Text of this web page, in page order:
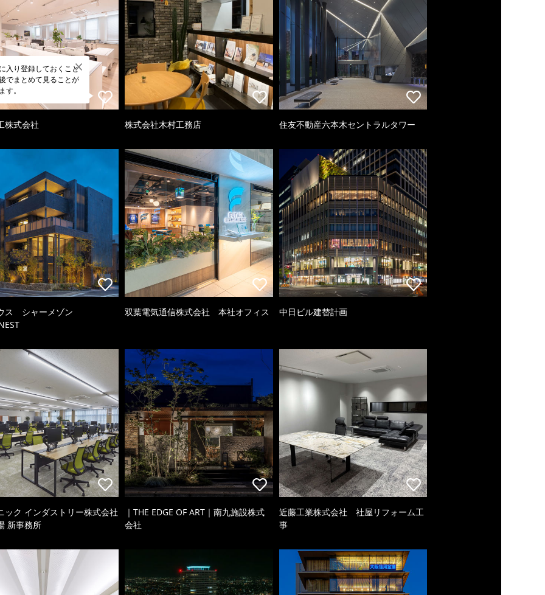
入り登録しておくこと
でまとめて見ることが
す。
株式会社 株式会社木村工務店 住友不動産六本木セントラルタワー
ス シャーメゾン
双葉電気通信株式会社 本社オフィス 中日ビル建替計画
ック インダストリー株式会社
新事務所
｜THE EDGE OF ART｜南九施設株式
会社
近藤工業株式会社 社屋リフォーム工
事